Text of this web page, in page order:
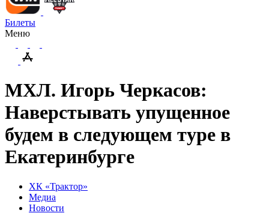
Билеты
Меню
МХЛ. Игорь Черкасов:
Наверстывать упущенное
будем в следующем туре в
Екатеринбурге
ХК «Трактор»
Медиа
Новости